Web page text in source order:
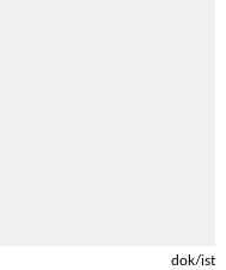
dok/ist